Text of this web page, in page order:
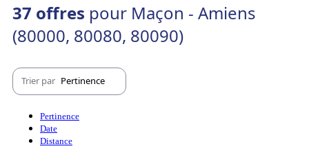
37 offres pour Maçon - Amiens
(80000, 80080, 80090)
Trier par Pertinence
Pertinence
Date
Distance